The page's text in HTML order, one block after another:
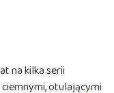
na kilka serii
otulającymi